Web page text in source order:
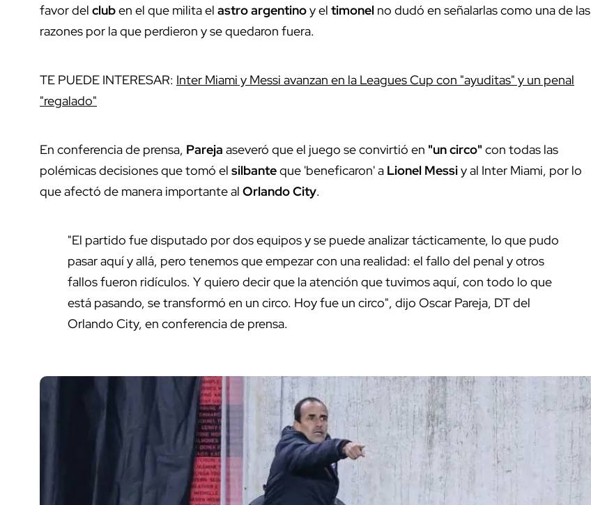
favor del cluben el que milita el astro argentinoy el timonel no dudó en señalarlas como una de las
razones por la que perdieron y se quedaron fuera.
TE PUEDE INTERESAR: Inter Miami y Messi avanzan en la Leagues Cup con "ayuditas" y un penal
"regalado"
En conferencia de prensa, Pareja aseveró que el juego se convirtió en "un circo" con todas las
polémicas decisiones que tomó el silbanteque 'beneficaron' a Lionel Messiy al Inter Miami, por lo
que afectó de manera importante al Orlando City.
"El partido fue disputado por dos equipos y se puede analizar tácticamente, lo que pudo
pasar aquí y allá, pero tenemos que empezar con una realidad: el fallo del penal y otros
fallos fueron ridículos. Y quiero decir que la atención que tuvimos aquí, con todo lo que
está pasando, se transformó en un circo. Hoy fue un circo", dijo Oscar Pareja, DT del
Orlando City, en conferencia de prensa.